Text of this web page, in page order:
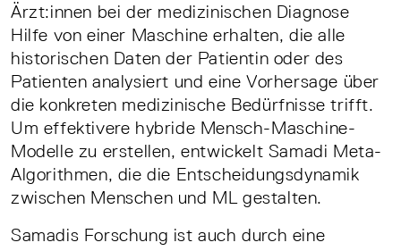
Ärzt:innen bei der medizinischen Diagnose
Hilfe von einer Maschine erhalten, die alle
historischen Daten der Patientin oder des
Patienten analysiert und eine Vorhersage über
die konkreten medizinische Bedürfnisse trifft.
Um effektivere hybride Mensch-Maschine-
Modelle zu erstellen, entwickelt Samadi Meta-
Algorithmen, die die Entscheidungsdynamik
zwischen Menschen und ML gestalten.
Samadis Forschung ist auch durch eine